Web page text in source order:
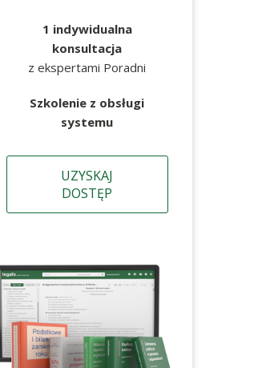
1 indywidualna
konsultacja
z ekspertami Poradni
Szkolenie z obsługi
systemu
UZYSKAJ
DOSTĘP